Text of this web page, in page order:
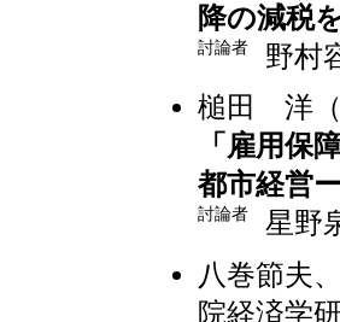
降の減税
討論者
野村
槌田 洋（
「雇用保
都市経営
討論者
星野
八巻節夫
院経済学